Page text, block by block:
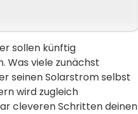
sollen künftig
Was viele zunächst
seinen Solarstrom selbst
wird zugleich
cleveren Schritten deinen